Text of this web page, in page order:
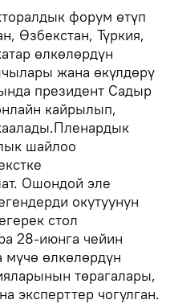
форум өтүп
Өзбекстан, Түркия,
өлкөлөрдүн
жана өкүлдөрү
президент Садыр
кайрылып,
шайлоо
Ошондой эле
окутуунун
стол
28-июнга чейин
өлкөлөрдүн
төрагалары,
эксперттер чогулган.